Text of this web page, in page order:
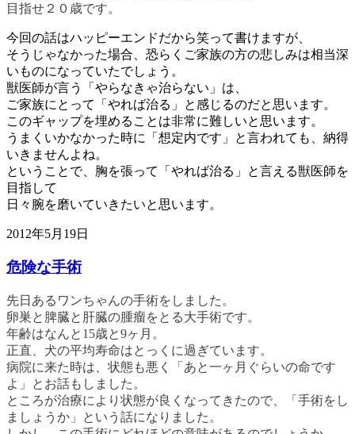
目指せ２０歳です。
今回の話はハッピーエンドだから笑って書けますが、
そうじゃなかった場合、恐らくご家族の方の悲しみは相当深
いものになっていたでしょう。
獣医師が言う「やらなきゃ治らない」は、
ご家族にとって「やれば治る」と感じるのだと思います。
このギャップを埋めることは非常に難しいと思います。
うまくいかなかった時に「想定内です」と言われても、納得
いきませんよね。
ということで、胸を張って「やれば治る」と言える獣医師を
目指して
日々腕を磨いていきたいと思います。
2012年5月19日
危険な手術
先日あるワンちゃんの手術をしました。
卵巣と脾臓と肝臓の腫瘤をとる大手術です。
年齢はなんと15歳と9ヶ月。
正直、犬の平均寿命はとっくに過ぎています。
病院に来た時は、状態も悪く「あと一ヶ月ぐらいの命です
よ」とお話もしました。
ところが治療により状態が良くなってきたので、「手術をし
ましょうか」という話になりました。